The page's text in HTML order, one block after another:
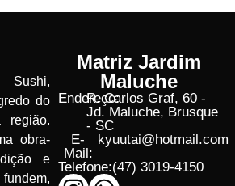
do
região.
obra-
e
Matriz Jardim
Maluche
Endereço:
R. Carlos Graf, 60 -
Jd. Maluche, Brusque
- SC
E-
Mail:
kyuutai@hotmail.com
Telefone:(47) 3019-4150